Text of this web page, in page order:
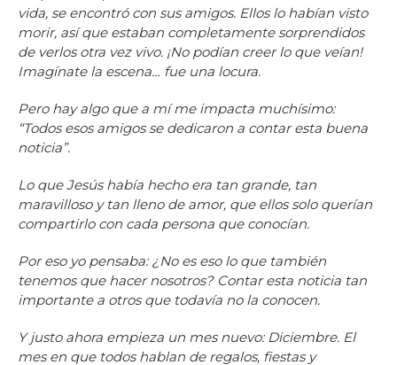
vida, se encontró con sus amigos. Ellos lo habían visto
morir, así que estaban completamente sorprendidos
de verlos otra vez vivo. ¡No podían creer lo que veían!
Imagínate la escena… fue una locura.
Pero hay algo que a mí me impacta muchísimo:
“Todos esos amigos se dedicaron a contar esta buena
noticia”.
Lo que Jesús había hecho era tan grande, tan
maravilloso y tan lleno de amor, que ellos solo querían
compartirlo con cada persona que conocían.
Por eso yo pensaba: ¿No es eso lo que también
tenemos que hacer nosotros? Contar esta noticia tan
importante a otros que todavía no la conocen.
Y justo ahora empieza un mes nuevo: Diciembre. El
mes en que todos hablan de regalos, fiestas y